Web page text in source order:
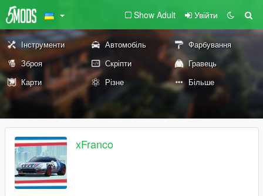
Show Adult Увійти
Інструменти Автомобіль
Фарбування
Зброя
Скріпти
Гравець
Карти
Різне Більше
xFranco